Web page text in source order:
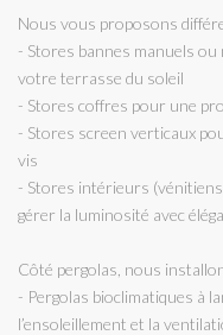
Nous vous proposons
- Stores bannes manuels
votre terrasse du soleil
- Stores coffres pour une
- Stores screen verticaux
vis
- Stores intérieurs
gérer la luminosité avec
Côté pergolas, nous
- Pergolas bioclimatiques à
l’ensoleillement et la